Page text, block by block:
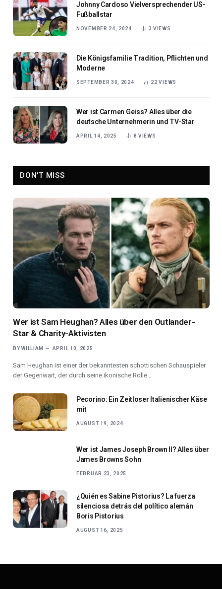
Johnny Cardoso Vielversprechender US-
Fußballstar
NOVEMBER 24, 2024 3VIEWS
Die Königsfamilie Tradition, Pflichten und
Moderne
SEPTEMBER 30, 2024 22VIEWS
Wer ist Carmen Geiss? Alles über die
deutsche Unternehmerin und TV-Star
APRIL 14, 2025 8 VIEWS
DON'T MISS
Wer ist Sam Heughan? Alles über den Outlander-
Star & Charity-Aktivisten
BY WILLIAM APRIL 10, 2025
Sam Heughan ist einer der bekanntesten schottischen Schauspieler
der Gegenwart, der durch seine ikonische Rolle…
Pecorino: Ein Zeitloser Italienischer Käse
mit
AUGUST 19, 2024
Wer ist James Joseph Brown II? Alles über
James Browns Sohn
FEBRUAR 23, 2025
¿Quién es Sabine Pistorius? La fuerza
silenciosa detrás del político alemán
Boris Pistorius
AUGUST 16, 2025